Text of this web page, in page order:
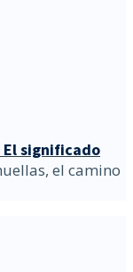
El significado
el camino